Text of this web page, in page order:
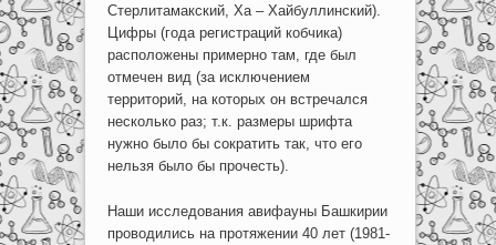
Стерлитамакский, Ха – Хайбуллинский).
Цифры (года регистраций кобчика)
расположены примерно там, где был
отмечен вид (за исключением
территорий, на которых он встречался
несколько раз; т.к. размеры шрифта
нужно было бы сократить так, что его
нельзя было бы прочесть).
Наши исследования авифауны Башкирии
проводились на протяжении 40 лет (1981-